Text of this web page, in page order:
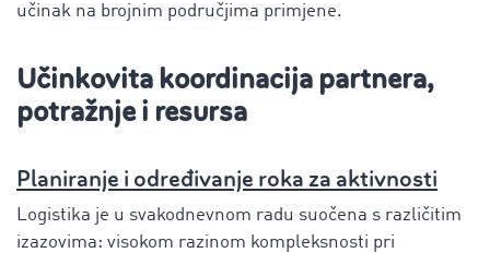
učinak na brojnim područjima primjene.
Učinkovita koordinacija partnera,
potražnje i resursa
Planiranje i određivanje roka za aktivnosti
Logistika je u svakodnevnom radu suočena s različitim
izazovima: visokom razinom kompleksnosti pri